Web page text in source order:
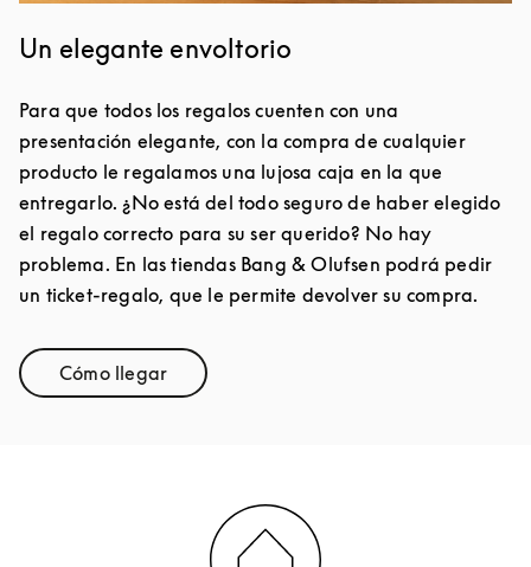
Un elegante envoltorio
Para que todos los regalos cuenten con una
presentación elegante, con la compra de cualquier
producto le regalamos una lujosa caja en la que
entregarlo. ¿No está del todo seguro de haber elegido
el regalo correcto para su ser querido? No hay
problema. En las tiendas Bang & Olufsen podrá pedir
un ticket-regalo, que le permite devolver su compra.
Cómo llegarLink Opens in New Tab